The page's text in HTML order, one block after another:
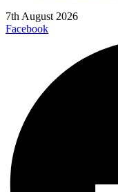
7th August 2026
Facebook